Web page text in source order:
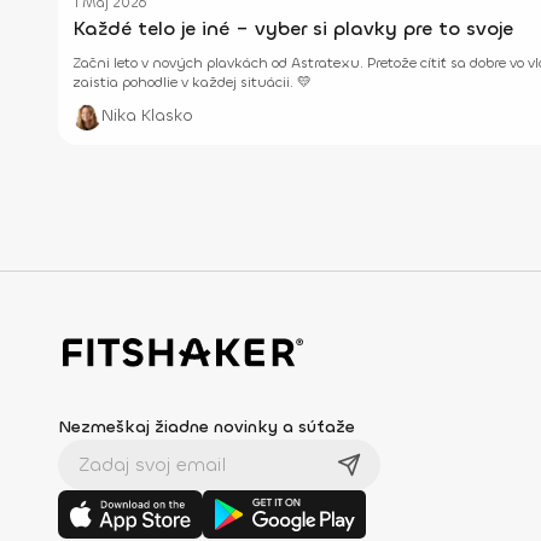
Každé telo je iné – vyber si plavky pre to svoje
Začni leto v nových plavkách od Astratexu. Pretože cítiť sa dobre
zaistia pohodlie v každej situácii. 💛
Nika Klasko
Nezmeškaj žiadne novinky a súťaže